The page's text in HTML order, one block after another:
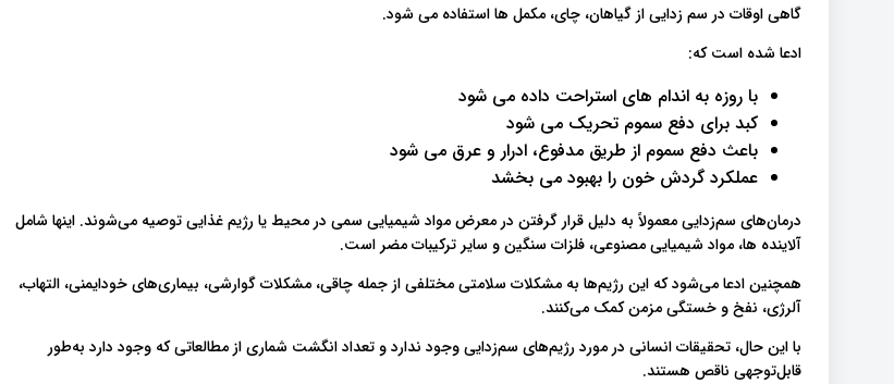
گاهی اوقات در سم زدایی از گیاهان، چای، مکمل ها استفاده می شود.
ادعا شده است که:
با روزه به اندام های استراحت داده می شود
کبد برای دفع سموم تحریک می شود
باعث دفع سموم از طریق مدفوع، ادرار و عرق می شود
عملکرد گردش خون را بهبود می بخشد
درمان‌های سم‌زدایی معمولاً به دلیل قرار گرفتن در معرض مواد شیمیایی سمی در محیط یا رژیم غذایی توصیه می‌شوند. اینها شامل
آلاینده ها، مواد شیمیایی مصنوعی، فلزات سنگین و سایر ترکیبات مضر است.
همچنین ادعا می‌شود که این رژیم‌ها به مشکلات سلامتی مختلفی از جمله چاقی، مشکلات گوارشی، بیماری‌های خودایمنی، التهاب،
آلرژی، نفخ و خستگی مزمن کمک می‌کنند.
با این حال، تحقیقات انسانی در مورد رژیم‌های سم‌زدایی وجود ندارد و تعداد انگشت شماری از مطالعاتی که وجود دارد به‌طور
قابل‌توجهی ناقص هستند.